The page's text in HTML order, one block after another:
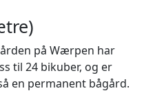
på Wærpen har
til 24 bikuber, og er
en permanent bågård.